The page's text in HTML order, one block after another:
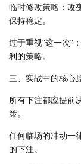
临时修改策略：改
保持稳定。
过于重视“这一次”
利的策略。
三、实战中的核心
所有下注都应提前
策。
任何临场的冲动一
的下注。